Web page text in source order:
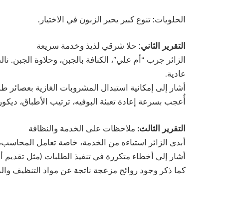
الحلويات: تنوع كبير يحير الزبون في الاختيار.
التقرير الثاني: حلا شرقي لذيذ وخدمة سريعة
الزائر جرب “أم علي”، الكنافة بالجبن، وحلاوة الجبن.
عادية.
أشار إلى إمكانية استبدال المشروبات الغازية بعصائر
أُعجب بسرعة إعادة تعبئة البوفيه، ترتيب الأطباق،
التقرير الثالث: ملاحظات على الخدمة والنظافة
أبدى الزائر استياءه من الخدمة، خاصة تعامل
أشار إلى أخطاء متكررة في تنفيذ الطلبات (مثل
كما ذكر وجود روائح مزعجة ناتجة عن مواد التنظيف